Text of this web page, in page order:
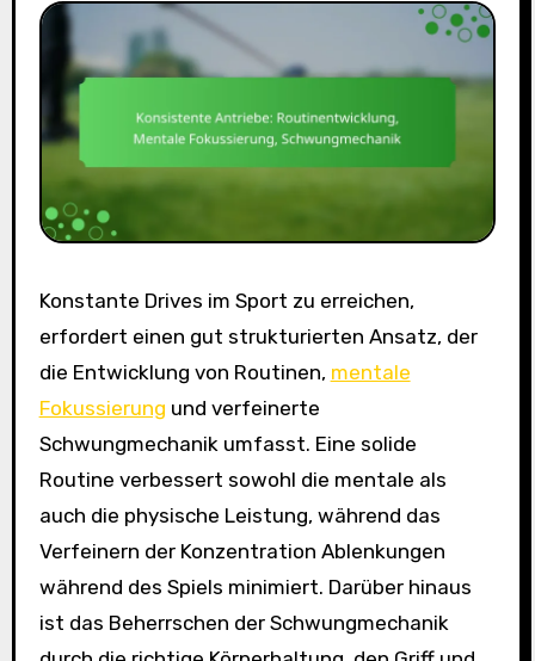
Konstante Drives im Sport zu erreichen,
erfordert einen gut strukturierten Ansatz, der
die Entwicklung von Routinen, mentale
Fokussierung und verfeinerte
Schwungmechanik umfasst. Eine solide
Routine verbessert sowohl die mentale als
auch die physische Leistung, während das
Verfeinern der Konzentration Ablenkungen
während des Spiels minimiert. Darüber hinaus
ist das Beherrschen der Schwungmechanik